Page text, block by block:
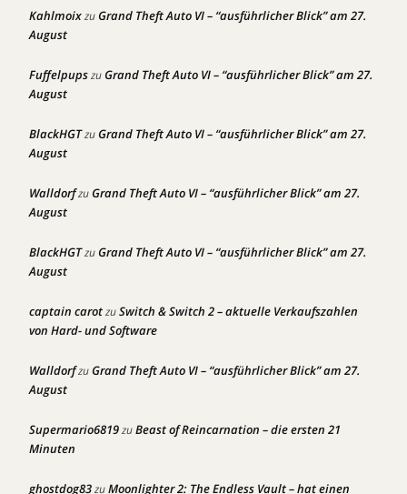
KahlmoixzuGrand Theft Auto VI – “ausführlicher Blick” am 27.
August
FuffelpupszuGrand Theft Auto VI – “ausführlicher Blick” am 27.
August
BlackHGTzuGrand Theft Auto VI – “ausführlicher Blick” am 27.
August
WalldorfzuGrand Theft Auto VI – “ausführlicher Blick” am 27.
August
BlackHGTzuGrand Theft Auto VI – “ausführlicher Blick” am 27.
August
captain carotzuSwitch & Switch 2 – aktuelle Verkaufszahlen
von Hard- und Software
WalldorfzuGrand Theft Auto VI – “ausführlicher Blick” am 27.
August
Supermario6819zuBeast of Reincarnation – die ersten 21
Minuten
ghostdog83zuMoonlighter 2: The Endless Vault – hat einen